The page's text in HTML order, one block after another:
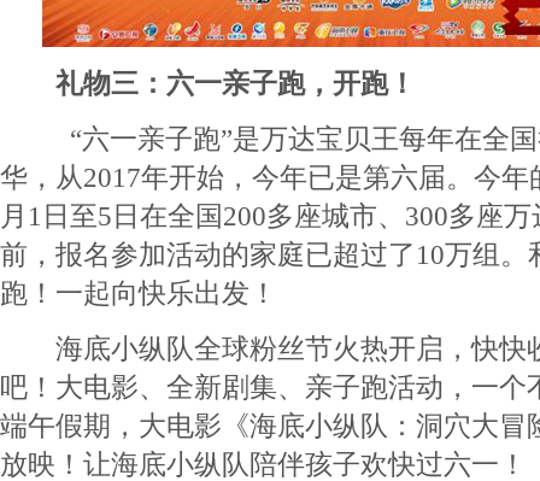
礼物三：六一亲子跑，开跑！
“六一亲子跑”是万达宝贝王每年在全国
华，从2017年开始，今年已是第六届。今年
月1日至5日在全国200多座城市、300多座
前，报名参加活动的家庭已超过了10万组。
跑！一起向快乐出发！
海底小纵队全球粉丝节火热开启，快快
吧！大电影、全新剧集、亲子跑活动，一个
端午假期，大电影《海底小纵队：洞穴大冒
放映！让海底小纵队陪伴孩子欢快过六一！